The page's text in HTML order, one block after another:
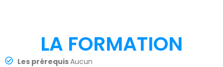
LA FORMATION
Les prérequisAucun